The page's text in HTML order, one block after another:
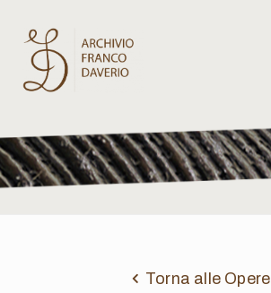
Archivio
Franco
Daverio
Torna alle Opere